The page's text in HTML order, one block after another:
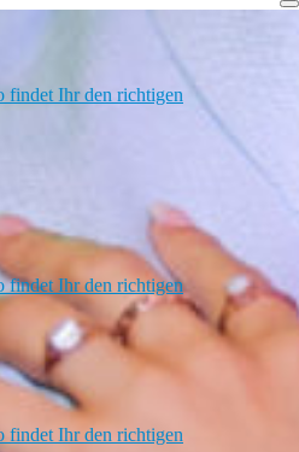
findet Ihr den richtigen
findet Ihr den richtigen
findet Ihr den richtigen